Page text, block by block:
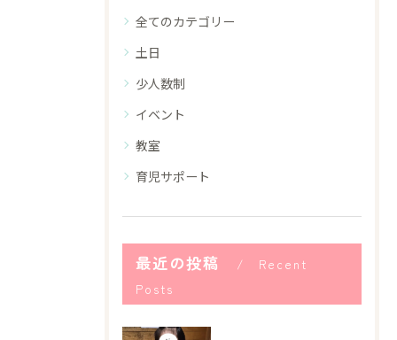
全てのカテゴリー
土日
少人数制
イベント
教室
育児サポート
最近の投稿
Recent
Posts